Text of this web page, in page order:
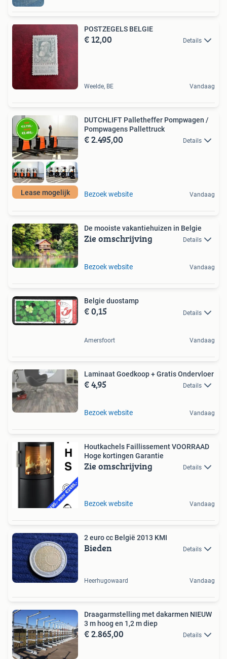
POSTZEGELS BELGIE
€ 12,00 Details
Weelde, BE Vandaag
Lease mogelijk
DUTCHLIFT Palletheffer Pompwagen /
Pompwagens Pallettruck
€ 2.495,00 Details
Bezoek website Vandaag
De mooiste vakantiehuizen in Belgie
Zie omschrijving Details
Bezoek website Vandaag
Belgie duostamp
€ 0,15 Details
Amersfoort Vandaag
Laminaat Goedkoop + Gratis Ondervloer
€ 4,95 Details
Bezoek website Vandaag
Houtkachels Faillissement VOORRAAD
Hoge kortingen Garantie
Zie omschrijving Details
Bezoek website Vandaag
2 euro cc België 2013 KMI
Bieden Details
Heerhugowaard Vandaag
Draagarmstelling met dakarmen NIEUW
3 m hoog en 1,2 m diep
€ 2.865,00 Details